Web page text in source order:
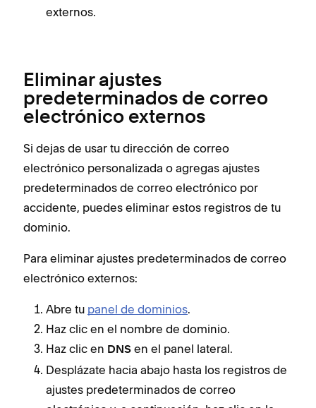
externos.
Eliminar ajustes
predeterminados de correo
electrónico externos
Si dejas de usar tu dirección de correo
electrónico personalizada o agregas ajustes
predeterminados de correo electrónico por
accidente, puedes eliminar estos registros de tu
dominio.
Para eliminar ajustes predeterminados de correo
electrónico externos:
Abre tu panel de dominios.
Haz clic en el nombre de dominio.
Haz clic en DNS en el panel lateral.
Desplázate hacia abajo hasta los registros de
ajustes predeterminados de correo